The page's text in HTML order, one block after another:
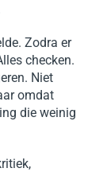
Zodra er
checken.
Niet
omdat
die weinig